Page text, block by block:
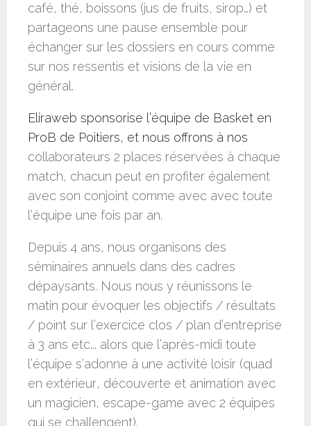
café, thé, boissons (jus de fruits, sirop…) et
partageons une pause ensemble pour
échanger sur les dossiers en cours comme
sur nos ressentis et visions de la vie en
général.
Eliraweb sponsorise l’équipe de Basket en
ProB de Poitiers, et nous offrons à nos
collaborateurs 2 places réservées à chaque
match, chacun peut en profiter également
avec son conjoint comme avec avec toute
l’équipe une fois par an.
Depuis 4 ans, nous organisons des
séminaires annuels dans des cadres
dépaysants. Nous nous y réunissons le
matin pour évoquer les objectifs / résultats
/ point sur l’exercice clos / plan d’entreprise
à 3 ans etc... alors que l’après-midi toute
l’équipe s’adonne à une activité loisir (quad
en extérieur, découverte et animation avec
un magicien, escape-game avec 2 équipes
qui se challengent).